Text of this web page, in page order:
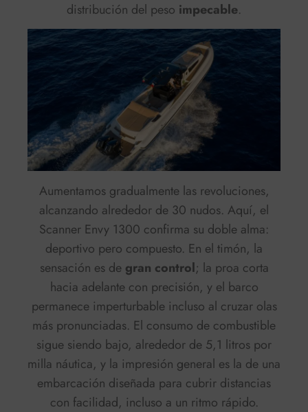
distribución del peso impecable.
Aumentamos gradualmente las revoluciones,
alcanzando alrededor de 30 nudos. Aquí, el
Scanner Envy 1300 confirma su doble alma:
deportivo pero compuesto. En el timón, la
sensación es de gran control; la proa corta
hacia adelante con precisión, y el barco
permanece imperturbable incluso al cruzar olas
más pronunciadas. El consumo de combustible
sigue siendo bajo, alrededor de 5,1 litros por
milla náutica, y la impresión general es la de una
embarcación diseñada para cubrir distancias
con facilidad, incluso a un ritmo rápido.